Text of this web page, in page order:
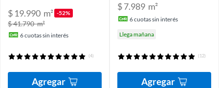
$ 19.990 m² -52%
$ 41.790m²
6cuotas sin interés
(4)
Agregar
$ 7.989 m²
6cuotas sin interés
Llega mañana
(12)
Agregar